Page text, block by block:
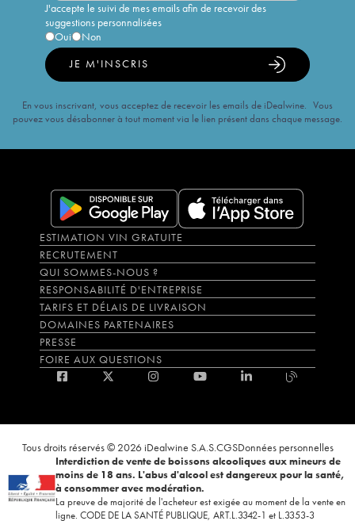
J'accepte le suivi de mes emails afin de recevoir des
suggestions personnalisées
Oui
Non
JE M'INSCRIS
En vous inscrivant, vous acceptez de recevoir les emails de iDealwine. Vous
pouvez vous désabonner à tout moment via le lien présent dans chaque message.
ESTIMATION VIN GRATUITE
RECRUTEMENT
QUI SOMMES-NOUS ?
RESPONSABILITÉ D'ENTREPRISE
TARIFS ET DÉLAIS DE LIVRAISON
DOMAINES PARTENAIRES
PRESSE
FOIRE AUX QUESTIONS
Tous droits réservés © 2026 iDealwine S.A.S.CGSDonnées personnelles
Interdiction de vente de boissons alcooliques aux mineurs de
moins de 18 ans. L'abus d'alcool est dangereux pour la santé,
à consommer avec modération.
La preuve de majorité de l'acheteur est exigée au moment de la vente en
ligne. CODE DE LA SANTÉ PUBLIQUE, ART.L.3342-1 et L.3353-3